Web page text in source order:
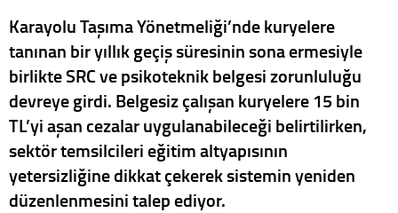
Karayolu Taşıma Yönetmeliği’nde kuryelere
tanınan bir yıllık geçiş süresinin sona ermesiyle
birlikte SRC ve psikoteknik belgesi zorunluluğu
devreye girdi. Belgesiz çalışan kuryelere 15 bin
TL’yi aşan cezalar uygulanabileceği belirtilirken,
sektör temsilcileri eğitim altyapısının
yetersizliğine dikkat çekerek sistemin yeniden
düzenlenmesini talep ediyor.